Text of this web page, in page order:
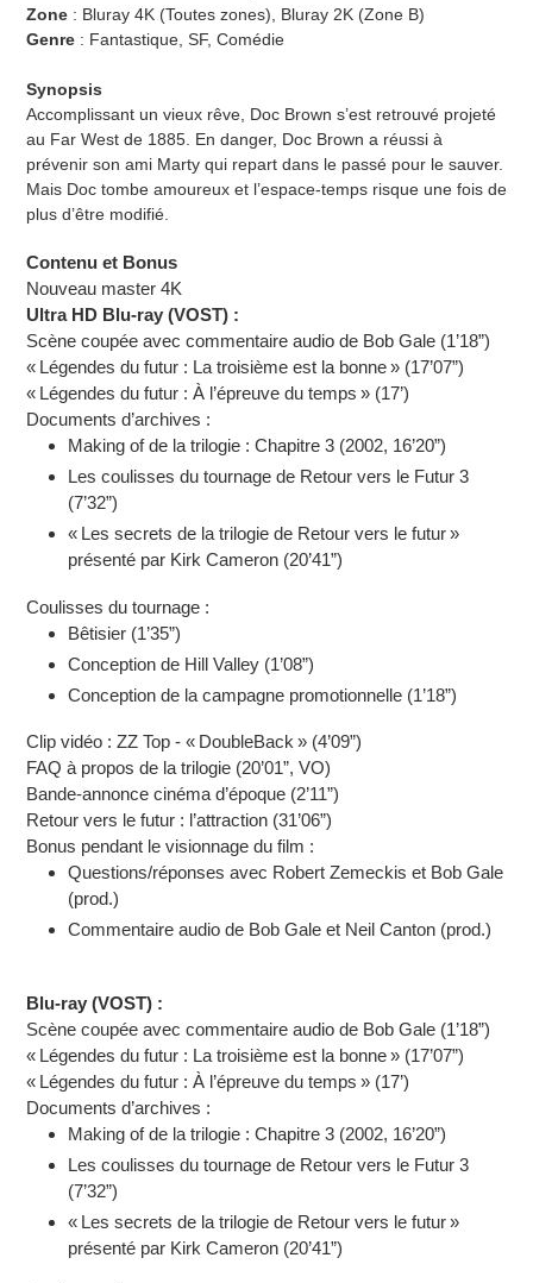
Zone : Bluray 4K (Toutes zones), Bluray 2K (Zone B)
Genre : Fantastique, SF, Comédie
Synopsis
Accomplissant un vieux rêve, Doc Brown s’est retrouvé projeté
au Far West de 1885. En danger, Doc Brown a réussi à
prévenir son ami Marty qui repart dans le passé pour le sauver.
Mais Doc tombe amoureux et l’espace-temps risque une fois de
plus d’être modifié.
Contenu et Bonus
Nouveau master 4K
Ultra HD Blu-ray (VOST) :
Scène coupée avec commentaire audio de Bob Gale (1’18”)
« Légendes du futur : La troisième est la bonne » (17’07”)
« Légendes du futur : À l’épreuve du temps » (17’)
Documents d’archives :
Making of de la trilogie : Chapitre 3 (2002, 16’20”)
Les coulisses du tournage de Retour vers le Futur 3
(7’32”)
« Les secrets de la trilogie de Retour vers le futur »
présenté par Kirk Cameron (20’41”)
Coulisses du tournage :
Bêtisier (1’35”)
Conception de Hill Valley (1’08”)
Conception de la campagne promotionnelle (1’18”)
Clip vidéo : ZZ Top - « DoubleBack » (4’09”)
FAQ à propos de la trilogie (20’01”, VO)
Bande-annonce cinéma d’époque (2’11”)
Retour vers le futur : l’attraction (31’06”)
Bonus pendant le visionnage du film :
Questions/réponses avec Robert Zemeckis et Bob Gale
(prod.)
Commentaire audio de Bob Gale et Neil Canton (prod.)
Blu-ray (VOST) :
Scène coupée avec commentaire audio de Bob Gale (1’18”)
« Légendes du futur : La troisième est la bonne » (17’07”)
« Légendes du futur : À l’épreuve du temps » (17’)
Documents d’archives :
Making of de la trilogie : Chapitre 3 (2002, 16’20”)
Les coulisses du tournage de Retour vers le Futur 3
(7’32”)
« Les secrets de la trilogie de Retour vers le futur »
présenté par Kirk Cameron (20’41”)